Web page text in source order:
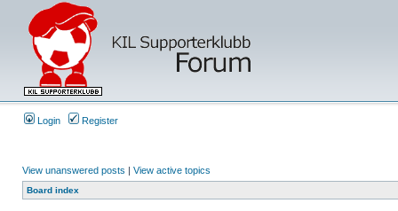
Login Register
View unanswered posts | View active topics
Board index